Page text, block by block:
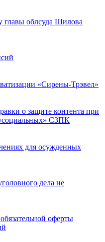
главы облсуда Шилова
«Сирены-Трэвел»
о защите контента при
СЗПК
для осужденных
дела не
оферты